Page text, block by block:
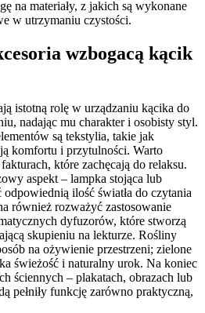
na materiały, z jakich są wykonane
w utrzymaniu czystości.
wzbogacą kącik
istotną rolę w urządzaniu kącika do
nadając mu charakter i osobisty styl.
są tekstylia, takie jak
komfortu i przytulności. Warto
które zachęcają do relaksu.
aspekt – lampka stojąca lub
ilość światła do czytania
również rozważyć zastosowanie
dyfuzorów, które stworzą
skupieniu na lekturze. Rośliny
na ożywienie przestrzeni; zielone
świeżość i naturalny urok. Na koniec
ściennych – plakatach, obrazach lub
pełniły funkcję zarówno praktyczną,